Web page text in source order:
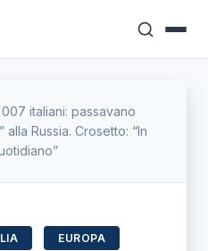
italiani: passavano
Russia. Crosetto: “In
EUROPA